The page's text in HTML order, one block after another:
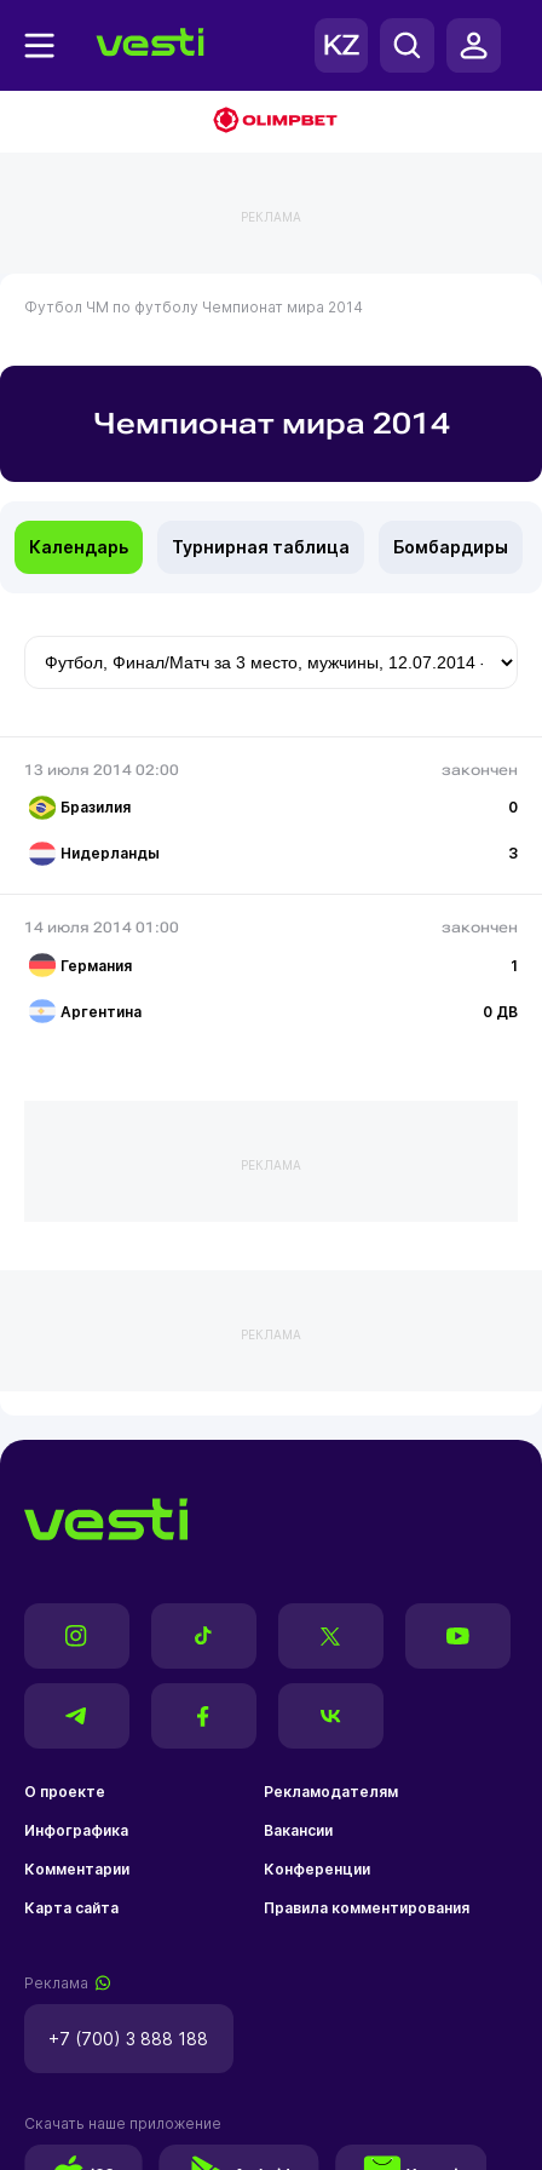
РЕКЛАМА
Футбол ЧМ по футболу Чемпионат мира 2014
Чемпионат мира 2014
Календарь Турнирная таблица Бомбардиры
13 июля 2014 02:00 закончен
Бразилия 0
Нидерланды 3
14 июля 2014 01:00 закончен
Германия 1
Аргентина 0 ДВ
РЕКЛАМА
РЕКЛАМА
О проекте Рекламодателям
Инфографика Вакансии
Комментарии Конференции
Карта сайта Правила комментирования
Реклама
+7 (700) 3 888 188
Скачать наше приложение